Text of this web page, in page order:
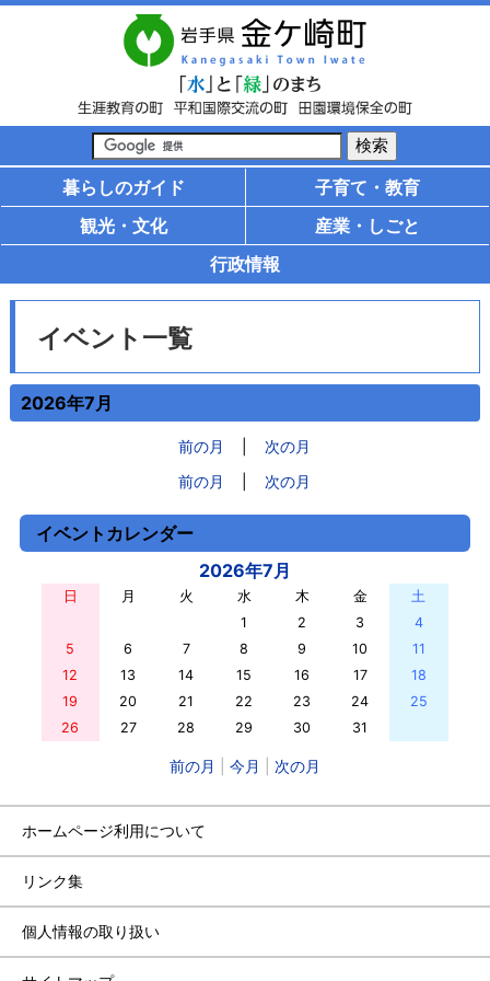
暮らしのガイド
子育て・教育
観光・文化
産業・しごと
行政情報
イベント一覧
2026年7月
前の月
次の月
前の月
次の月
イベントカレンダー
2026年7月
日 月 火 水 木 金
土
1 2 3
4
5
6 7 8 9 10
11
12
13 14 15 16 17
18
19
20 21 22 23 24
25
26
27 28 29 30 31
前の月 今月 次の月
ホームページ利用について
リンク集
個人情報の取り扱い